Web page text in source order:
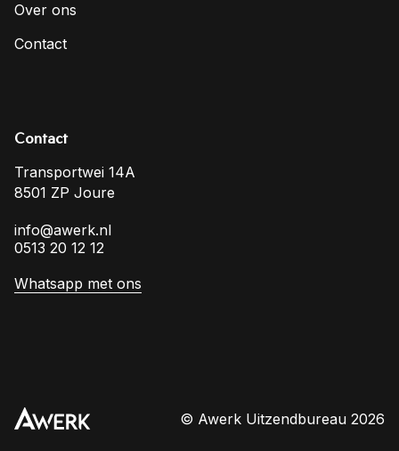
Over ons
Contact
Contact
Transportwei 14A
8501 ZP Joure
info@awerk.nl
0513 20 12 12
Whatsapp met ons
© Awerk Uitzendbureau 2026